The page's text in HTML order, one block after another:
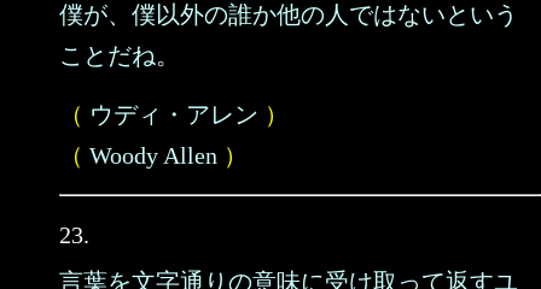
僕が、僕以外の誰か他の人ではないという
ことだね。
（ ウディ・アレン ）
（ Woody Allen ）
23.
言葉を文字通りの意味に受け取って返すユ